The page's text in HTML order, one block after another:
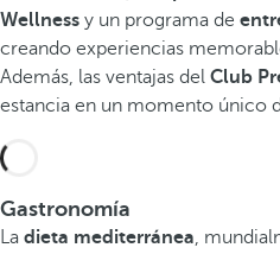
Wellness y un programa de
creando experiencias
Además, las ventajas del Club
estancia en un momento único
Gastronomía
La dieta mediterránea,